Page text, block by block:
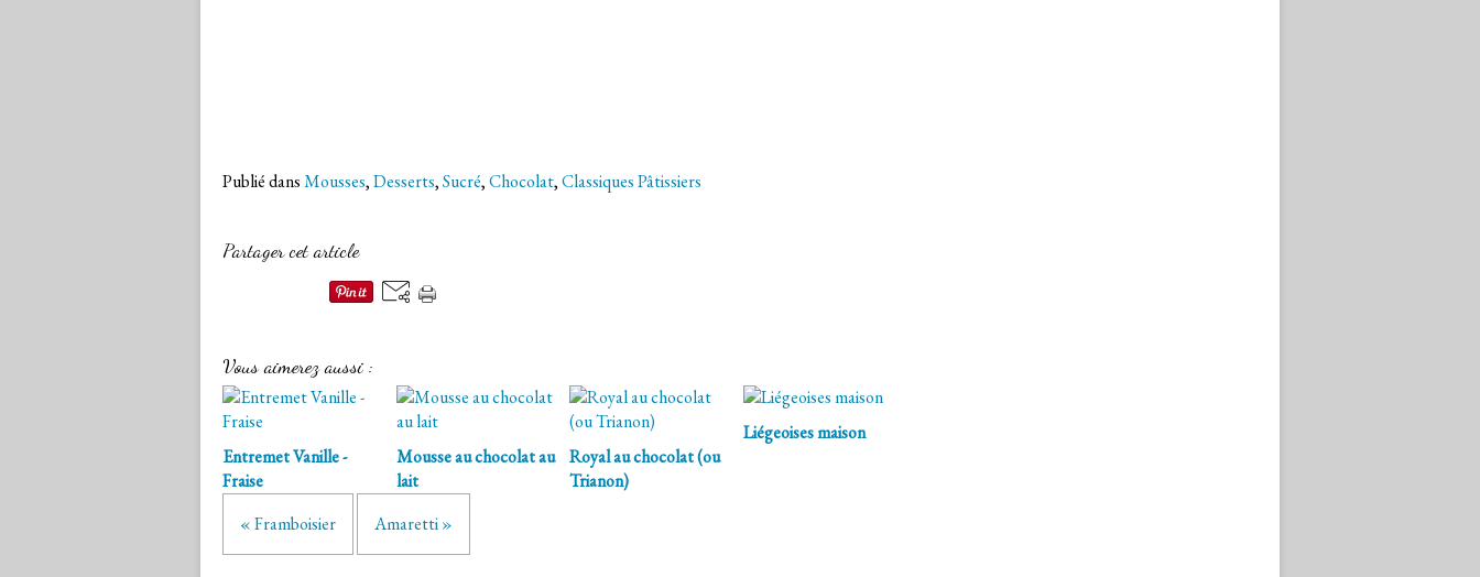
Publié dansMousses,Desserts,Sucré,Chocolat,Classiques Pâtissiers
Partager cet article
Vous aimerez aussi :
Entremet Vanille -
Fraise
Mousse au chocolat au
lait
Royal au chocolat (ou
Trianon)
Liégeoises maison
« Framboisier Amaretti »